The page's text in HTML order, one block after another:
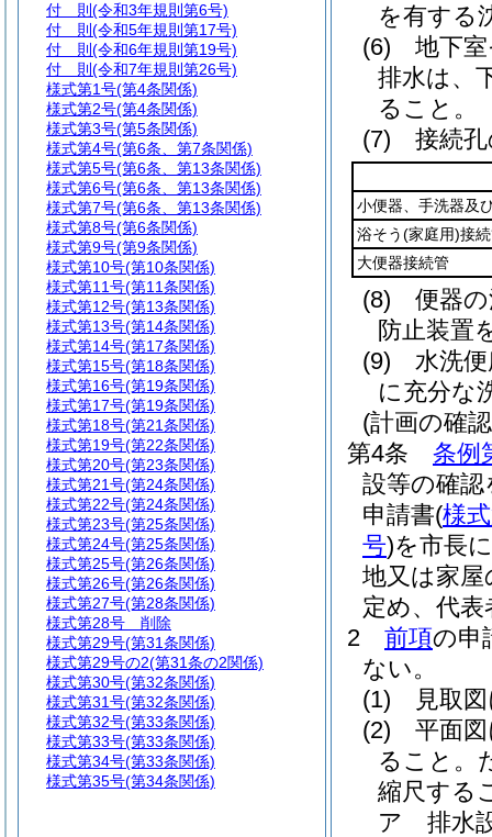
を有する
(6)
地下
排水は、
ること。
(7)
接続
小便器、手洗器及
浴そう(家庭用)接
大便器接続管
(8)
便器
防止装置
(9)
水洗
に充分な
(計画の確
第4条
条例
設等の確
申請書(様
号)を市長
地又は家
定め、代
2
前項の申
ない。
(1)
見取
(2)
平面
ること。
縮尺する
ア
排水
付 則 (令和3年規則第6号)
付 則 (令和5年規則第17号)
付 則 (令和6年規則第19号)
付 則 (令和7年規則第26号)
様式第1号(第4条関係)
様式第2号(第4条関係)
様式第3号(第5条関係)
様式第4号(第6条、第7条関係)
様式第5号(第6条、第13条関係)
様式第6号(第6条、第13条関係)
様式第7号(第6条、第13条関係)
様式第8号(第6条関係)
様式第9号(第9条関係)
様式第10号(第10条関係)
様式第11号(第11条関係)
様式第12号(第13条関係)
様式第13号(第14条関係)
様式第14号(第17条関係)
様式第15号(第18条関係)
様式第16号(第19条関係)
様式第17号(第19条関係)
様式第18号(第21条関係)
様式第19号(第22条関係)
様式第20号(第23条関係)
様式第21号(第24条関係)
様式第22号(第24条関係)
様式第23号(第25条関係)
様式第24号(第25条関係)
様式第25号(第26条関係)
様式第26号(第26条関係)
様式第27号(第28条関係)
様式第28号 削除
様式第29号(第31条関係)
様式第29号の2(第31条の2関係)
様式第30号(第32条関係)
様式第31号(第32条関係)
様式第32号(第33条関係)
様式第33号(第33条関係)
様式第34号(第33条関係)
様式第35号(第34条関係)